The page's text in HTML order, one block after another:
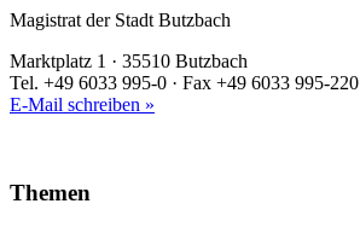
Magistrat der Stadt Butzbach
Marktplatz 1 · 35510 Butzbach
Tel. +49 6033 995-0 · Fax +49 6033 995-220
E-Mail schreiben »
Themen